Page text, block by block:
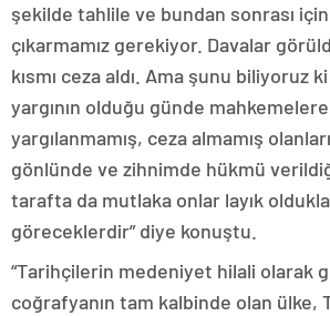
şekilde tahlile ve bundan sonrası
çıkarmamız gerekiyor. Davalar
kısmı ceza aldı. Ama şunu biliyoruz
yargının olduğu günde mahkemelere
yargılanmamış, ceza almamış
gönlünde ve zihnimde hükmü
tarafta da mutlaka onlar layık
göreceklerdir” diye konuştu.
“Tarihçilerin medeniyet hilali olarak
coğrafyanın tam kalbinde olan ülke,